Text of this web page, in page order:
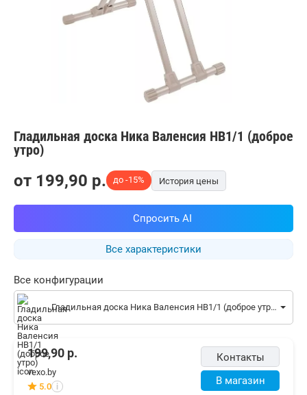
Гладильная доска Ника Валенсия НВ1/1 (доброе
утро)
Все характеристики
Все конфигурации
Гладильная доска Ника Валенсия НВ1/1 (доброе утро)
от 199,90 p. до -15% История цены
Спросить AI
Контакты
В магазин
199,90 р.
vexo.by
5.0 i